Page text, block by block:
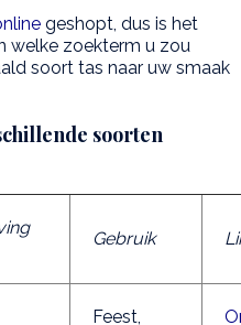
geshopt, dus is het
welke zoekterm u zou
soort tas naar uw smaak
soorten
Gebruik
Feest,